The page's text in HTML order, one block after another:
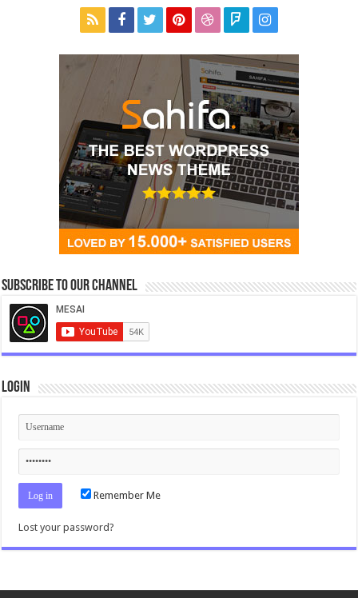
Subscribe to our Channel
Login
Remember Me
Lost your password?